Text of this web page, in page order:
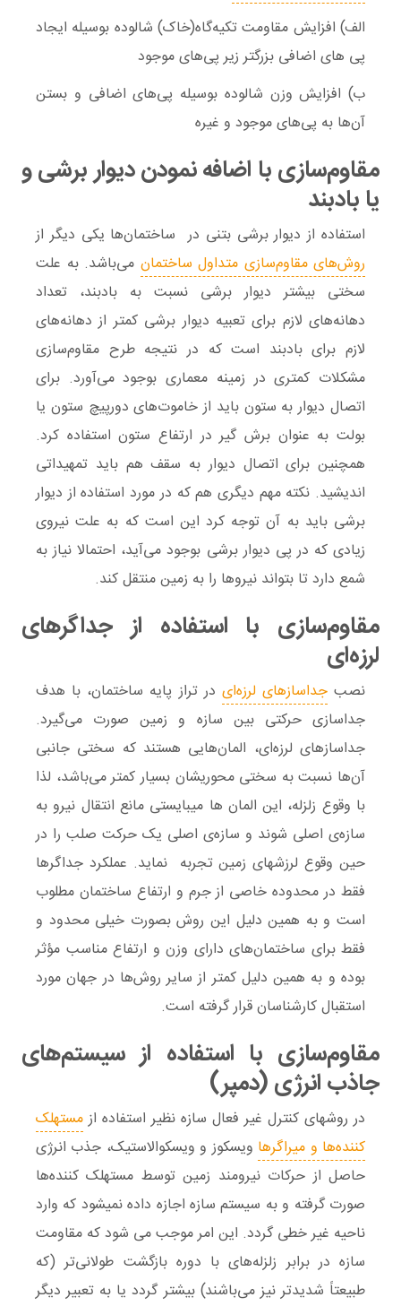
الف) افزایش مقاومت تکیه‌گاه(خاک) شالوده بوسیله ایجاد
پی های اضافی بزرگتر زیر پی‌های موجود
ب) افزایش وزن شالوده بوسیله پی‌های اضافی و بستن
آن‌ها به پی‌های موجود و غیره
مقاوم‌سازی با اضافه نمودن دیوار برشی و
یا بادبند
استفاده از دیوار برشی بتنی در ساختمان‌ها یکی دیگر از
روش‌های مقاوم‌سازی متداول ساختمان می‌باشد. به علت
سختی بیشتر دیوار برشی نسبت به بادبند، تعداد
دهانه‌های لازم برای تعبیه دیوار برشی کمتر از دهانه‌های
لازم برای بادبند است که در نتیجه طرح مقاوم‌سازی
مشکلات کمتری در زمینه معماری بوجود می‌آورد. برای
اتصال دیوار به ستون باید از خاموت‌های دورپیچ ستون یا
بولت به عنوان برش گیر در ارتفاع ستون استفاده کرد.
همچنین برای اتصال دیوار به سقف هم باید تمهیداتی
اندیشید. نکته مهم دیگری هم که در مورد استفاده از دیوار
برشی باید به آن توجه کرد این است که به علت نیروی
زیادی که در پی دیوار برشی بوجود می‌آید، احتمالا نیاز به
شمع دارد تا بتواند نیرو‌ها را به زمین منتقل کند.
مقاوم‌سازی با استفاده از جداگرهای
لرزه‌ای
نصبجداسازهای لرزه‌ای در تراز پایه ساختمان، با هدف
جداسازی حرکتی بین سازه و زمین صورت می‌گیرد.
جداسازهای لرزه‌ای، المان‌هایی هستند که سختی جانبی
آن‌ها نسبت به سختی محوری­شان بسیار کمتر می‌باشد، لذا
با وقوع زلزله، این المان­ ها میبایستی مانع انتقال نیرو به
سازه‌ی اصلی­ شوند و سازه‌ی اصلی یک حرکت صلب را در
حین وقوع لرزش­های زمین تجربه نماید. عملکرد جداگرها
فقط در محدوده خاصی از جرم و ارتفاع ساختمان مطلوب
است و به همین دلیل این روش بصورت خیلی محدود و
فقط برای ساختمان‌های دارای وزن و ارتفاع مناسب مؤثر
بوده و به همین دلیل کمتر از سایر روش‌ها در جهان مورد
استقبال کارشناسان قرار گرفته است.
مقاوم‌سازی با استفاده از سیستم‌های
جاذب انرژی (دمپر)
در روش­های کنترل غیر فعال سازه نظیر استفاده ازمستهلک
کننده‌ها و میراگرها ویسکوز و ویسکوالاستیک، جذب انرژی
حاصل از حرکات نیرومند زمین توسط مستهلک کننده‌ها
صورت گرفته و به سیستم سازه اجازه داده نمی­شود که وارد
ناحیه غیر خطی گردد. این امر موجب می­ شود که مقاومت
سازه در برابر زلزله‌های با دوره بازگشت طولانی‌تر (که
طبیعتاً شدیدتر نیز می‌باشند) بیشتر گردد یا به تعبیر دیگر